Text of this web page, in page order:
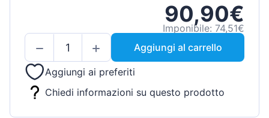
90,90€
Imponibile: 74,51€
Aggiungi al carrello
Aggiungi ai preferiti
Chiedi informazioni su questo prodotto